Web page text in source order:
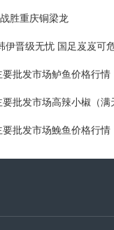
胜重庆铜梁龙
伊晋级无忧 国足岌岌可
要批发市场鲈鱼价格行情
要批发市场高辣小椒（
要批发市场鮸鱼价格行情